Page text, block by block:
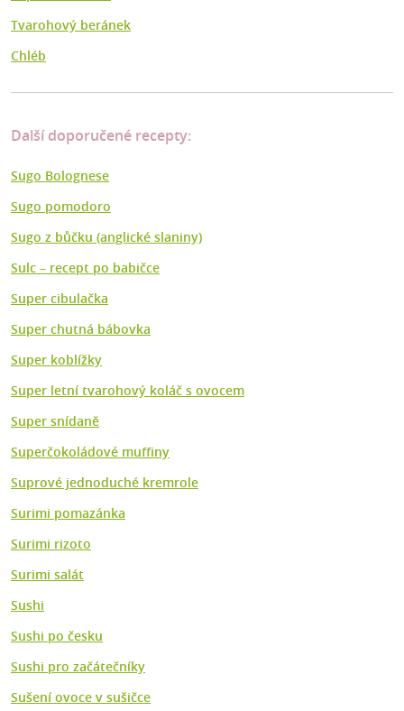
Tvarohový beránek
Chléb
Další doporučené recepty:
Sugo Bolognese
Sugo pomodoro
Sugo z bůčku (anglické slaniny)
Sulc – recept po babičce
Super cibulačka
Super chutná bábovka
Super koblížky
Super letní tvarohový koláč s ovocem
Super snídaně
Superčokoládové muffiny
Suprové jednoduché kremrole
Surimi pomazánka
Surimi rizoto
Surimi salát
Sushi
Sushi po česku
Sushi pro začátečníky
Sušení ovoce v sušičce